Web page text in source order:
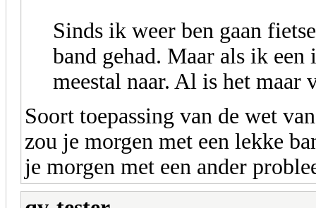
Sinds ik weer ben gaan
band gehad. Maar als ik
meestal naar. Al is het maar
Soort toepassing van de wet
zou je morgen met een lekke
je morgen met een ander